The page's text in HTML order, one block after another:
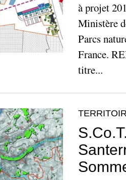
à projet
Ministère
Parcs
France.
titre...